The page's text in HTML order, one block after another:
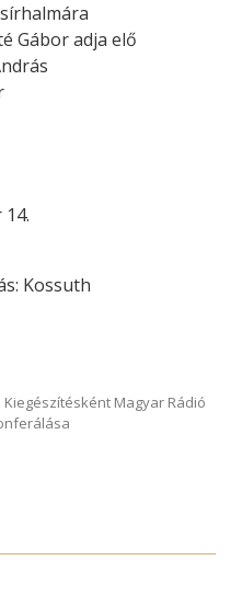
Gábor adja elő
Kossuth
Kiegészítésként Magyar Rádió